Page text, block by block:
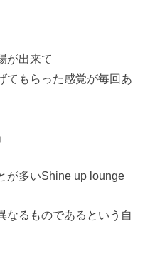
が出来て
てもらった感覚が毎回あ
が多いShine up lounge
なるものであるという自